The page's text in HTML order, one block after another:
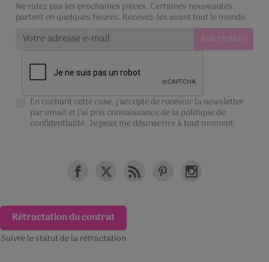
Ne ratez pas les prochaines pièces. Certaines nouveautés
partent en quelques heures. Recevez-les avant tout le monde.
En cochant cette case, j'accepte de recevoir la newsletter
par email et j'ai pris connaissance de lapolitique de
confidentialité. Je peux me désinscrire à tout moment.
Rétractation du contrat
Suivre le statut de la rétractation